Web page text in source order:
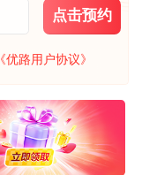
点击预约
《优路用户协议》